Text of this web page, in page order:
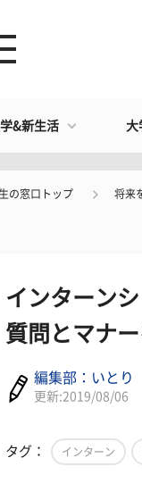
&新生活 大
の窓口トップ 将来
インターン
質問とマナ
編集部：いとり
更新:2019/08/06
タグ： インターン